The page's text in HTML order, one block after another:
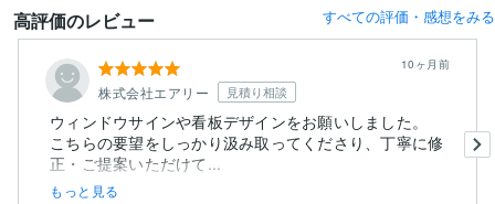
高評価のレビュー すべての評価・感想をみる
株式会社エアリー 見積り相談
10ヶ月前
ウィンドウサインや看板デザインをお願いしました。
こちらの要望をしっかり汲み取ってくださり、丁寧に修
正・ご提案いただけて...
もっと見る